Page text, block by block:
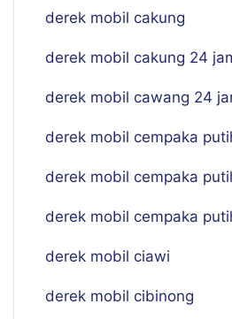
derek mobil cakung
derek mobil cakung 24
derek mobil cawang 24
derek mobil cempaka
derek mobil cempaka
derek mobil cempaka
derek mobil ciawi
derek mobil cibinong